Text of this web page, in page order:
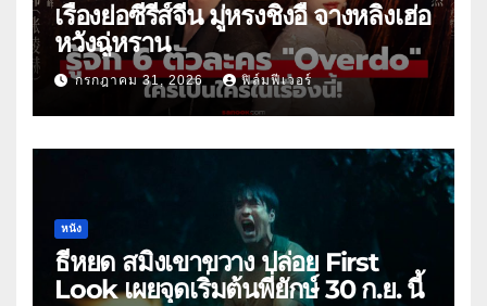
เรื่องย่อซีรีส์จีน มู่หรงชิงอี้ จางหลิงเฮ่อ
หวังฉู่หราน
กรกฎาคม 31, 2026 ฟิล์มฟีเวอร์
หนัง
ธี่หยด สมิงเขาขวาง ปล่อย First
Look เผยจุดเริ่มต้นพี่ยักษ์ 30 ก.ย. นี้